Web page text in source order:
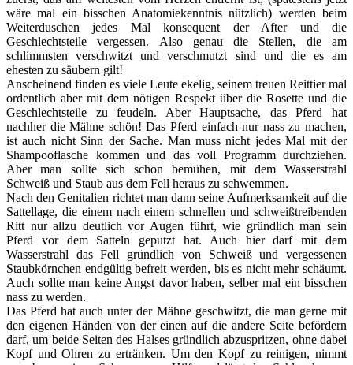
wäre mal ein bisschen Anatomiekenntnis nützlich) werden beim
Weiterduschen jedes Mal konsequent der After und die
Geschlechtsteile vergessen. Also genau die Stellen, die am
schlimmsten verschwitzt und verschmutzt sind und die es am
ehesten zu säubern gilt!
Anscheinend finden es viele Leute ekelig, seinem treuen Reittier mal
ordentlich aber mit dem nötigen Respekt über die Rosette und die
Geschlechtsteile zu feudeln. Aber Hauptsache, das Pferd hat
nachher die Mähne schön! Das Pferd einfach nur nass zu machen,
ist auch nicht Sinn der Sache. Man muss nicht jedes Mal mit der
Shampooflasche kommen und das voll Programm durchziehen.
Aber man sollte sich schon bemühen, mit dem Wasserstrahl
Schweiß und Staub aus dem Fell heraus zu schwemmen.
Nach den Genitalien richtet man dann seine Aufmerksamkeit auf die
Sattellage, die einem nach einem schnellen und schweißtreibenden
Ritt nur allzu deutlich vor Augen führt, wie gründlich man sein
Pferd vor dem Satteln geputzt hat. Auch hier darf mit dem
Wasserstrahl das Fell gründlich von Schweiß und vergessenen
Staubkörnchen endgültig befreit werden, bis es nicht mehr schäumt.
Auch sollte man keine Angst davor haben, selber mal ein bisschen
nass zu werden.
Das Pferd hat auch unter der Mähne geschwitzt, die man gerne mit
den eigenen Händen von der einen auf die andere Seite befördern
darf, um beide Seiten des Halses gründlich abzuspritzen, ohne dabei
Kopf und Ohren zu ertränken. Um den Kopf zu reinigen, nimmt